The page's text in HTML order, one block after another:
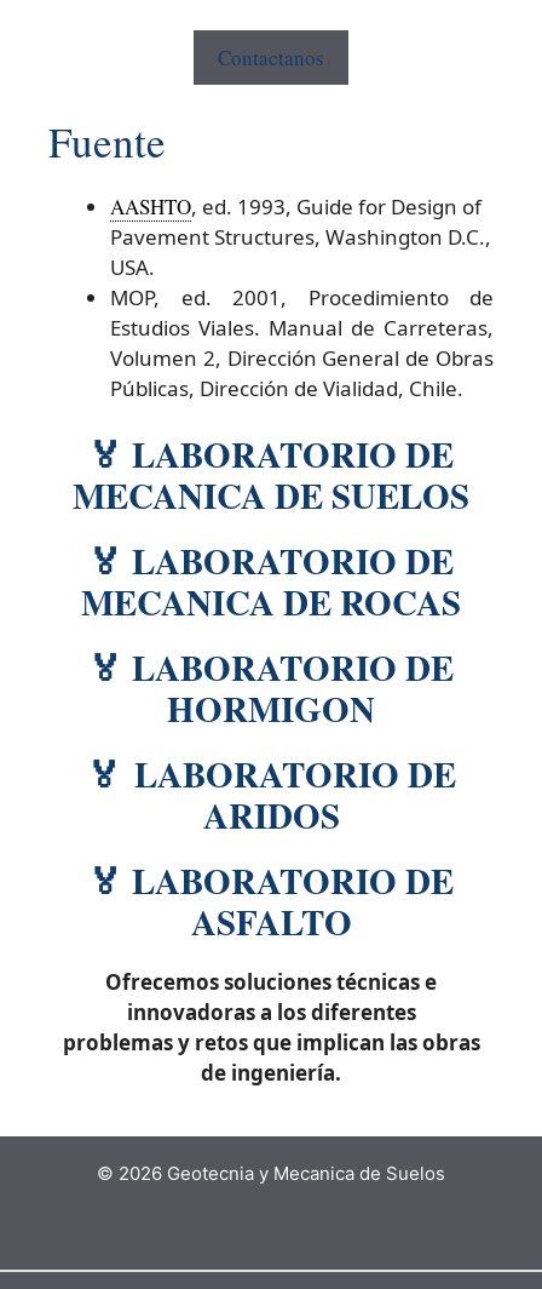
Contactanos
Fuente
AASHTO, ed. 1993, Guide for Design of
Pavement Structures, Washington D.C.,
USA.
MOP, ed. 2001, Procedimiento de
Estudios Viales. Manual de Carreteras,
Volumen 2, Dirección General de Obras
Públicas, Dirección de Vialidad, Chile.
🏅 LABORATORIO DE
MECANICA DE SUELOS
🏅 LABORATORIO DE
MECANICA DE ROCAS
🏅 LABORATORIO DE
HORMIGON
🏅 LABORATORIO DE
ARIDOS
🏅 LABORATORIO DE
ASFALTO
Ofrecemos soluciones técnicas e
innovadoras a los diferentes
problemas y retos que implican las obras
de ingeniería.
© 2026 Geotecnia y Mecanica de Suelos